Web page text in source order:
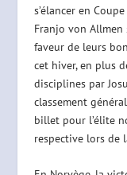
s’élancer en
Franjo von
faveur de leurs
cet hiver, en plus
disciplines par
classement
billet pour l’élite
respective lors de